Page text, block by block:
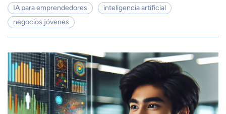
IA para emprendedores
inteligencia artificial
negocios jóvenes